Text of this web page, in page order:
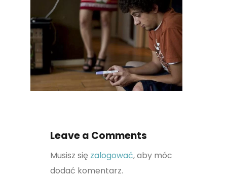
Leave a Comments
Musisz się zalogować, aby móc
dodać komentarz.